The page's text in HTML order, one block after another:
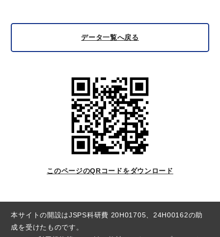
データ一覧へ戻る
このページのQRコードをダウンロード
本サイトの開設はJSPS科研費 20H01705、24H00162の助
成を受けたものです。